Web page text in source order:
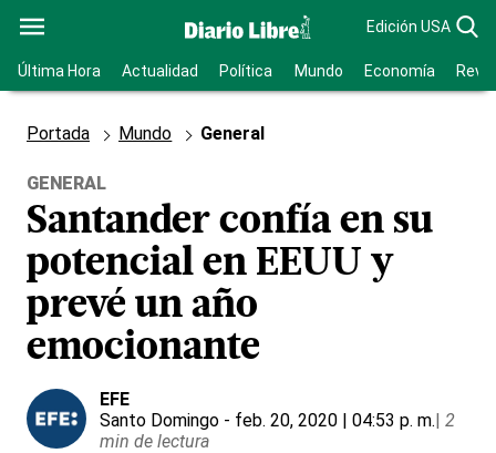
Edición USA
Última Hora Actualidad Política Mundo Economía
Portada Mundo General
GENERAL
Santander confía en su
potencial en EEUU y
prevé un año
emocionante
EFE
Santo Domingo - feb. 20, 2020 | 04:53 p. m.| 2
min de lectura